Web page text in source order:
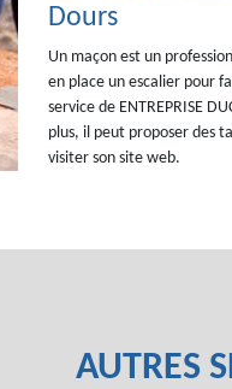
Dours
Un maçon est un
en place un escalier pour
service de ENTREPRISE
plus, il peut proposer des
visiter son site web.
AUTRES